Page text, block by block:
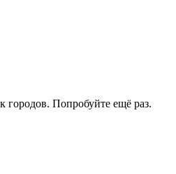
городов. Попробуйте ещё раз.